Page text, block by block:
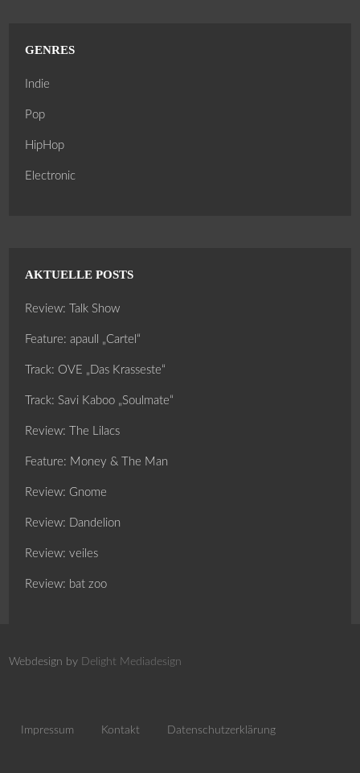
GENRES
Indie
Pop
HipHop
Electronic
AKTUELLE POSTS
Review: Talk Show
Feature: apaull „Cartel“
Track: OVE „Das Krasseste“
Track: Savi Kaboo „Soulmate“
Review: The Lilacs
Feature: Money & The Man
Review: Gnome
Review: Dandelion
Review: veiles
Review: bat zoo
Webdesign by Delight Mediadesign
Impressum Kontakt Datenschutzerklärung